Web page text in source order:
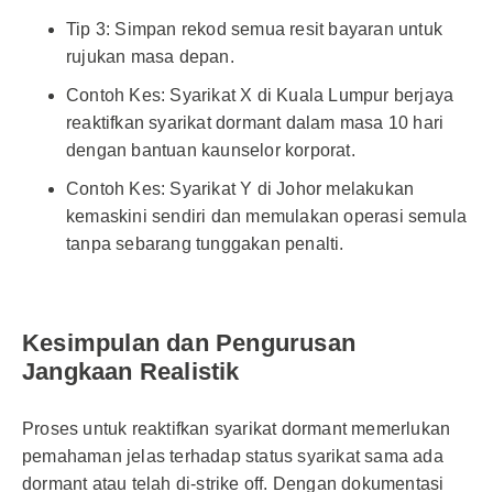
Tip 3: Simpan rekod semua resit bayaran untuk
rujukan masa depan.
Contoh Kes: Syarikat X di Kuala Lumpur berjaya
reaktifkan syarikat dormant dalam masa 10 hari
dengan bantuan kaunselor korporat.
Contoh Kes: Syarikat Y di Johor melakukan
kemaskini sendiri dan memulakan operasi semula
tanpa sebarang tunggakan penalti.
Kesimpulan dan Pengurusan
Jangkaan Realistik
Proses untuk reaktifkan syarikat dormant memerlukan
pemahaman jelas terhadap status syarikat sama ada
dormant atau telah di-strike off. Dengan dokumentasi